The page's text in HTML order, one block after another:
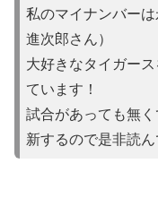
私のマイナンバー
進次郎さん）
大好きなタイガー
ています！
試合があって も無
新するので是非読ん